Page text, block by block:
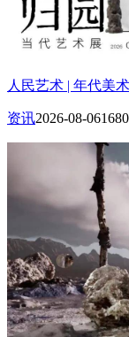
人民艺术 | 年代美
资讯2026-08-06